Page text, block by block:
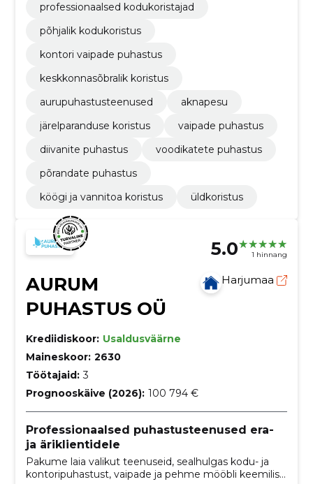
professionaalsed kodukoristajad
põhjalik kodukoristus
kontori vaipade puhastus
keskkonnasõbralik koristus
aurupuhastusteenused
aknapesu
järelparanduse koristus
vaipade puhastus
diivanite puhastus
voodikatete puhastus
põrandate puhastus
köögi ja vannitoa koristus
üldkoristus
5.0 1 hinnang
AURUM
PUHASTUS OÜ
Harjumaa
Krediidiskoor: Usaldusväärne
Maineskoor: 2630
Töötajaid: 3
Prognooskäive (2026): 100 794 €
Professionaalsed puhastusteenused era-
ja äriklientidele
Pakume laia valikut teenuseid, sealhulgas kodu- ja
kontoripuhastust, vaipade ja pehme mööbli keemilist